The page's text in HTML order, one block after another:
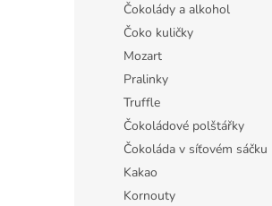
Čokolády a alkohol
Čoko kuličky
Mozart
Pralinky
Truffle
Čokoládové polštářky
Čokoláda v síťovém sáčku
Kakao
Kornouty